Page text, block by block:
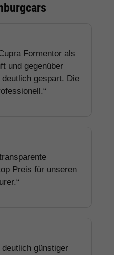
Formentor als
und gegenüber
deutlich gespart. Die
Preis für unseren
deutlich günstiger